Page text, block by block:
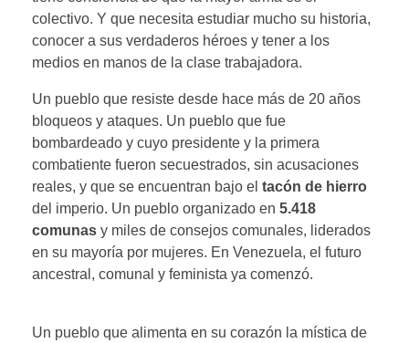
colectivo. Y que necesita estudiar mucho su historia,
conocer a sus verdaderos héroes y tener a los
medios en manos de la clase trabajadora.
Un pueblo que resiste desde hace más de 20 años
bloqueos y ataques. Un pueblo que fue
bombardeado y cuyo presidente y la primera
combatiente fueron secuestrados, sin acusaciones
reales, y que se encuentran bajo el tacón de hierro
del imperio. Un pueblo organizado en 5.418
comunas y miles de consejos comunales, liderados
en su mayoría por mujeres. En Venezuela, el futuro
ancestral, comunal y feminista ya comenzó.
Un pueblo que alimenta en su corazón la mística de